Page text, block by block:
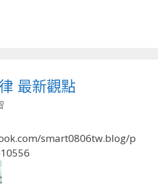
最新觀點
smart0806tw.blog/p